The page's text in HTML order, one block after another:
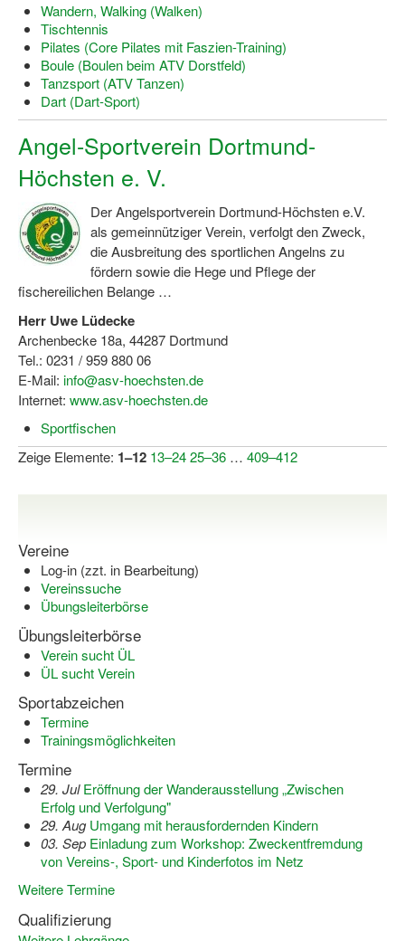
Wandern, Walking (Walken)
Tischtennis
Pilates (Core Pilates mit Faszien-Training)
Boule (Boulen beim ATV Dorstfeld)
Tanzsport (ATV Tanzen)
Dart (Dart-Sport)
Angel-Sportverein Dortmund-
Höchsten e. V.
Der Angelsportverein Dortmund-Höchsten e.V.
als gemeinnütziger Verein, verfolgt den Zweck,
die Ausbreitung des sportlichen Angelns zu
fördern sowie die Hege und Pflege der
fischereilichen Belange …
Herr Uwe Lüdecke
Archenbecke 18a, 44287 Dortmund
Tel.: 0231 / 959 880 06
E-Mail: info@asv-hoechsten.de
Internet: www.asv-hoechsten.de
Sportfischen
Zeige Elemente: 1–12 13–2425–36 … 409–412
Vereine
Log-in (zzt. in Bearbeitung)
Vereinssuche
Übungsleiterbörse
Übungsleiterbörse
Verein sucht ÜL
ÜL sucht Verein
Sportabzeichen
Termine
Trainingsmöglichkeiten
Termine
29. Jul Eröffnung der Wanderausstellung „Zwischen
Erfolg und Verfolgung"
29. Aug Umgang mit herausfordernden Kindern
03. Sep Einladung zum Workshop: Zweckentfremdung
von Vereins-, Sport- und Kinderfotos im Netz
Weitere Termine
Qualifizierung